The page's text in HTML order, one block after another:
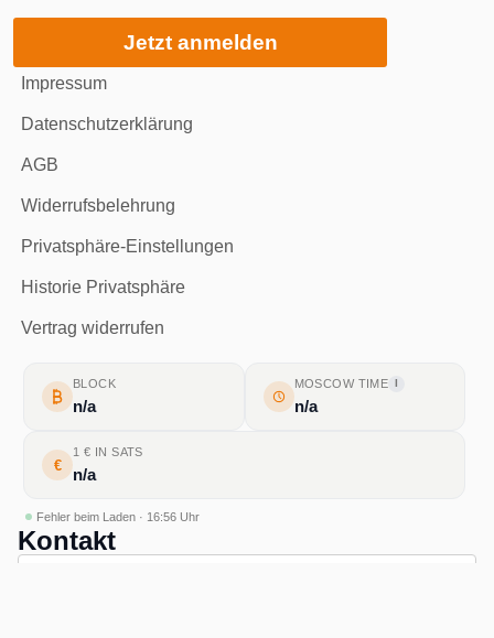
Jetzt anmelden
Impressum
Datenschutzerklärung
AGB
Widerrufsbelehrung
Privatsphäre-Einstellungen
Historie Privatsphäre
Vertrag widerrufen
BLOCK
n/a
MOSCOW TIME
n/a
€
1 € IN SATS
n/a
Fehler beim Laden · 16:56 Uhr
Kontakt